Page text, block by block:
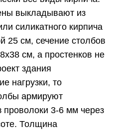
выкладывают из
силикатного кирпича
25 см, сечение столбов
см, а простенков не
здания
нагрузки, то
армируют
проволоки 3-6 мм через
Толщина